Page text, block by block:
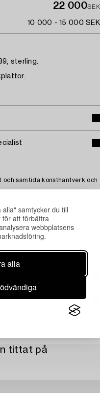
samtycker du till
för att förbättra
webbplatsens
alla
22 000SEK
10 000 - 15 000 SEK
sterling.
samtida konsthantverk och
tittat på